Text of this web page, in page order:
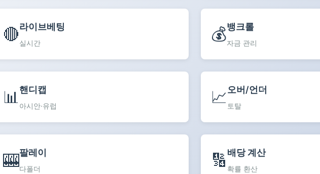
🔴라이브베팅
실시간 💰뱅크롤
자금 관리
📊 핸디캡
아시안·유럽 📈오버/언더
토탈
🎰팔레이
다폴더 🔢 배당 계산
확률 환산